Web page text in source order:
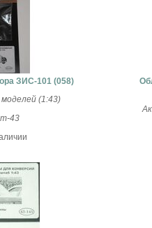
ЗИС-101 (058)
(1:43)
43